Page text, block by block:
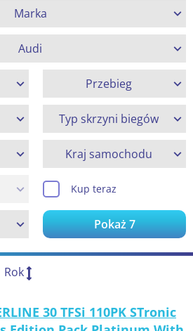
Marka
Audi
Przebieg
Typ skrzyni biegów
Kraj samochodu
Kup teraz
Pokaż7
Rok
30 TFSi 110PK STronic